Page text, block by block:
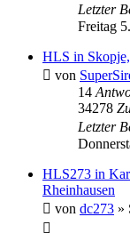
Letzter
Freitag
HLS in
von
14
34278
Letzter
HLS273 in
Rheinhausen
von dc273 »